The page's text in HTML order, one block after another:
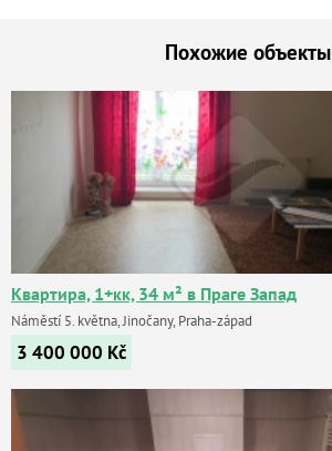
Похожие объекты
Квартира, 1+кк, 34 м² в Праге Запад
Náměstí 5. května, Jinočany, Praha-západ
3 400 000 Kč